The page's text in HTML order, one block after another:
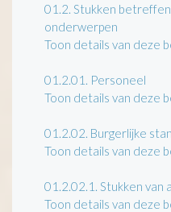
01.2. Stukken
onderwerpen
Toon details van deze
01.2.01.
Personeel
Toon details van deze
01.2.02. Burgerlijke
Toon details van deze
01.2.02.1. Stukken van
Toon details van deze